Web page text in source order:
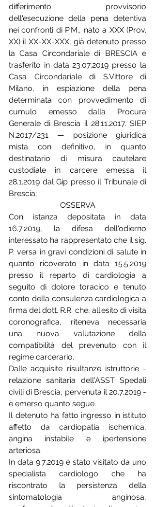
differimento provvisorio
dell'esecuzione della pena detentiva
nei confronti di P.M., nato a XXX (Prov.
XX) il XX-XX-XXX, già detenuto presso
la Casa Circondariale di BRESCIA e
trasferito in data 23.07.2019 presso la
Casa Circondariale di S.Vittore di
Milano, in espiazione della pena
determinata con provvedimento di
cumulo emesso dalla Procura
Generale di Brescia il 28.11.2017. SIEP
N.2017/231 — posizione giuridica
mista con definitivo, in quanto
destinatario di misura cautelare
custodiale in carcere emessa il
28.1.2019 dal Gip presso il Tribunale di
Brescia;
OSSERVA
Con istanza depositata in data
16.7.2019, la difesa dell'odierno
interessato ha rappresentato che il sig.
P. versa in gravi condizioni di salute in
quanto ricoverato in data 15.5.2019
presso il reparto di cardiologia a
seguito di dolore toracico e tenuto
conto della consulenza cardiologica a
firma del dott. R.R. che, all'esito di visita
coronografica, riteneva necessaria
una nuova valutazione della
compatibilità del prevenuto con il
regime carcerario.
Dalle acquisite risultanze istruttorie -
relazione sanitaria dell'ASST Spedali
civili di Brescia, pervenuta il 20.7.2019 -
è emerso quanto segue.
Il detenuto ha fatto ingresso in istituto
affetto da cardiopatia ischemica,
angina instabile e ipertensione
arteriosa.
In data 9.7.2019 è stato visitato da uno
specialista cardiologo che ha
riscontrato la persistenza della
sintomatologia anginosa,